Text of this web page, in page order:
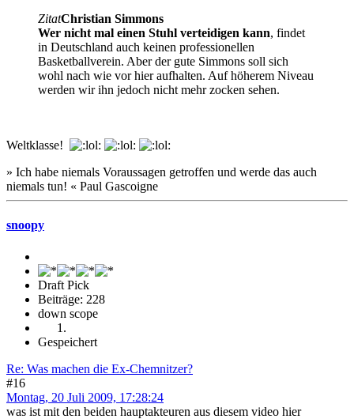
ZitatChristian Simmons
Wer nicht mal einen Stuhl verteidigen kann, findet
in Deutschland auch keinen professionellen
Basketballverein. Aber der gute Simmons soll sich
wohl nach wie vor hier aufhalten. Auf höherem Niveau
werden wir ihn jedoch nicht mehr zocken sehen.
Weltklasse!
» Ich habe niemals Voraussagen getroffen und werde das auch
niemals tun! « Paul Gascoigne
snoopy
Draft Pick
Beiträge: 228
down scope
Gespeichert
Re: Was machen die Ex-Chemnitzer?
#16
Montag, 20 Juli 2009, 17:28:24
was ist mit den beiden hauptakteuren aus diesem video hier